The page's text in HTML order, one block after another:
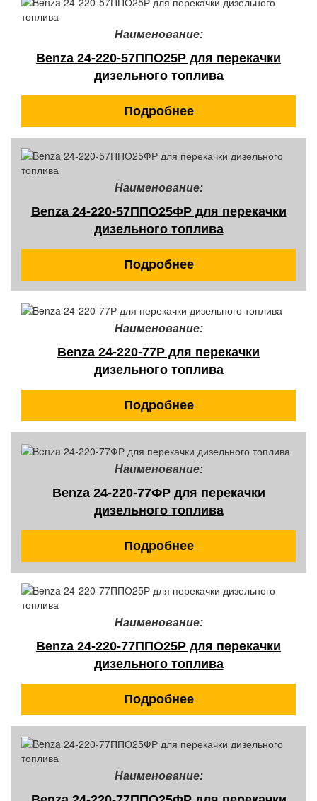
Наименование:
Benza 24-220-57ППО25Р для перекачки
дизельного топлива
Подробнее
Наименование:
Benza 24-220-57ППО25ФР для перекачки
дизельного топлива
Подробнее
Наименование:
Benza 24-220-77Р для перекачки
дизельного топлива
Подробнее
Наименование:
Benza 24-220-77ФР для перекачки
дизельного топлива
Подробнее
Наименование:
Benza 24-220-77ППО25Р для перекачки
дизельного топлива
Подробнее
Наименование: